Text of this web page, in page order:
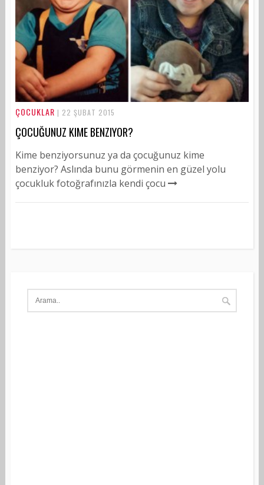
ÇOCUKLAR | 22 ŞUBAT 2015
ÇOCUĞUNUZ KIME BENZIYOR?
Kime benziyorsunuz ya da çocuğunuz kime
benziyor? Aslında bunu görmenin en güzel yolu
çocukluk fotoğrafınızla kendi çocu